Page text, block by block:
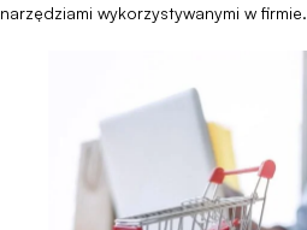
narzędziami wykorzystywanymi w firmie.